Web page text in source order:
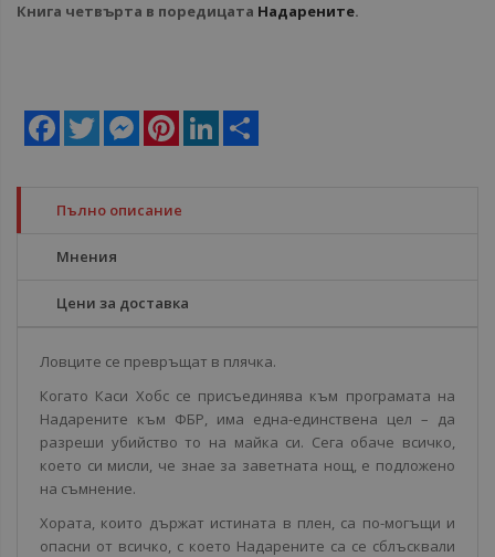
Книга четвърта в поредицата Надарените.
Facebook
Twitter MessengerPinterestLinkedIn
Пълно описание
Мнения
Цени за доставка
Ловците се превръщат в плячка.
Когато Каси Хобс се присъединява към програмата на
Надарените към ФБР, има една-единствена цел – да
разреши убийство то на майка си. Сега обаче всичко,
което си мисли, че знае за заветната нощ, е подложено
на съмнение.
Хората, които държат истината в плен, са по-могъщи и
опасни от всичко, с което Надарените са се сблъсквали